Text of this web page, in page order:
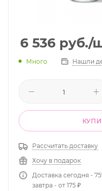
6 536 руб./
Много Нашли
Рассчитать доставку
Хочу в подарок
Доставка сегодня -
завтра - от 175 ₽